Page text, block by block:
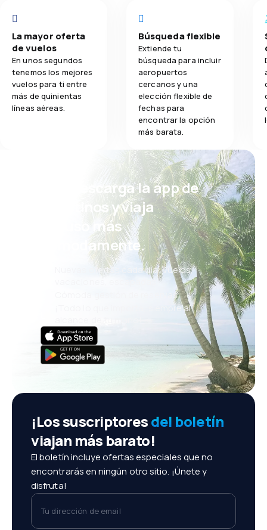
La mayor oferta
de vuelos
En unos segundos
tenemos los mejores
vuelos para ti entre
más de quinientas
líneas aéreas.
Búsqueda flexible
Extiende tu
búsqueda para incluir
aeropuertos
cercanos y una
elección flexible de
fechas para
encontrar la opción
más barata.
¡Eh! Descarga la app de
eDestinos y viaja
incluso más
cómodamente.
Nuevas ofertas cada día: vuelos,
vacaciones, escapadas
Cómoda gestión de reservas
¡Todo lo que importa, siempre al
¡Los suscriptoresdel boletín
viajan más barato!
El boletín incluye ofertas especiales que no
encontrarás en ningún otro sitio. ¡Únete y
disfruta!
Tu dirección de email